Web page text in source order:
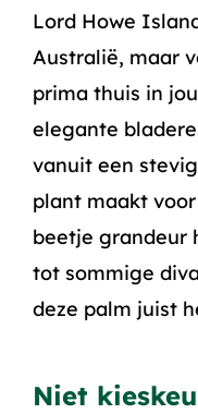
Lord Howe
Australië, maar
prima thuis in
elegante
vanuit een
plant maakt
beetje grandeur
tot sommige
deze palm juist
Niet